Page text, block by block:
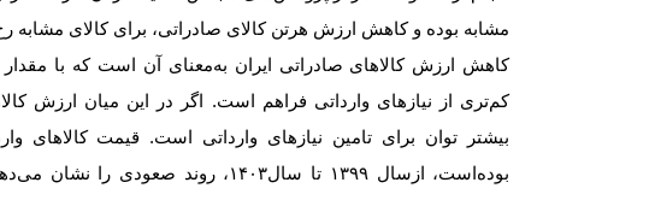
مشابه بوده و کاهش ارزش هر‌تن کالای صادراتی، برای کالای مشابه
کاهش ارزش کالاهای صادراتی ایران به‌معنای آن است که با
کم‌‌‌‌‌تری از نیازهای وارداتی فراهم است. اگر در این میان ارزش
بیشتر توان برای تامین نیازهای وارداتی است. قیمت کالاهای
بوده‌است، ازسال ۱۳۹۹ تا سال‌۱۴۰۳،